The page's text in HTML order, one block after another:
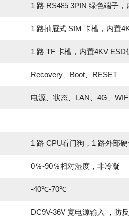
1 路 RS485 3PIN 绿色端子，
1 路抽屉式 SIM 卡槽，内置
1 路 TF 卡槽，内置4KV ESD
Recovery、Boot、RESET
电源、状态、LAN、4G、
1 路 CPU看门狗，1 路外部
0％-90％相对湿度，非冷凝
-40℃-70℃
DC9V-36V 宽电源输入 ，防